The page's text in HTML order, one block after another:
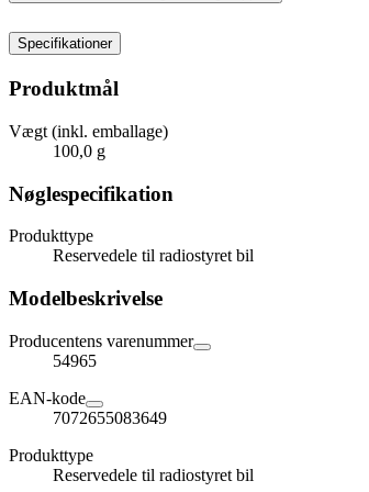
Specifikationer
Produktmål
Vægt (inkl. emballage)
100,0 g
Nøglespecifikation
Produkttype
Reservedele til radiostyret bil
Modelbeskrivelse
Producentens varenummer
54965
EAN-kode
7072655083649
Produkttype
Reservedele til radiostyret bil